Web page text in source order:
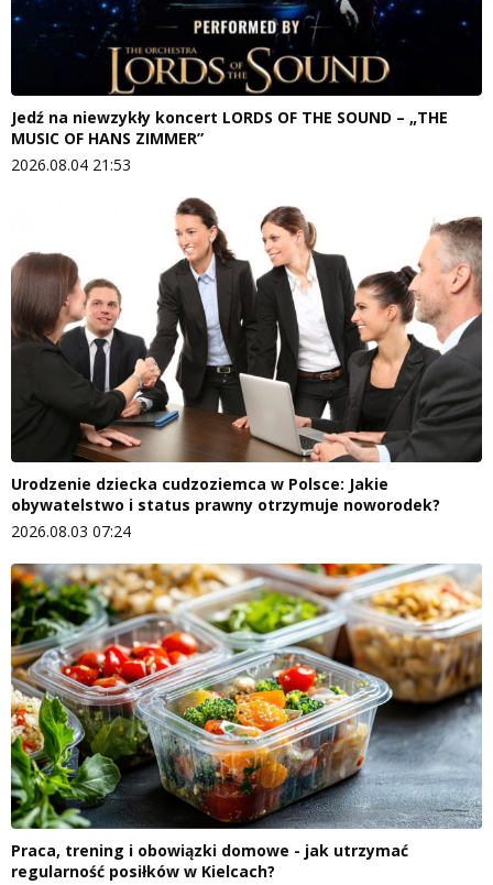
Jedź na niewzykły koncert LORDS OF THE SOUND – „THE
MUSIC OF HANS ZIMMER”
2026.08.04 21:53
Urodzenie dziecka cudzoziemca w Polsce: Jakie
obywatelstwo i status prawny otrzymuje noworodek?
2026.08.03 07:24
Praca, trening i obowiązki domowe - jak utrzymać
regularność posiłków w Kielcach?